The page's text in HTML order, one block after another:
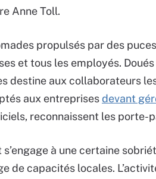
Anne Toll.
propulsés par des
et tous les employés.
destine aux collaborateurs
aux entreprisesdevant
reconnaissent les porte-
à une certaine
de capacités locales.